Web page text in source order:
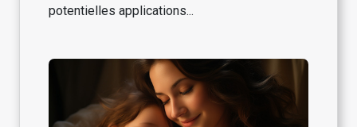
potentielles applications...